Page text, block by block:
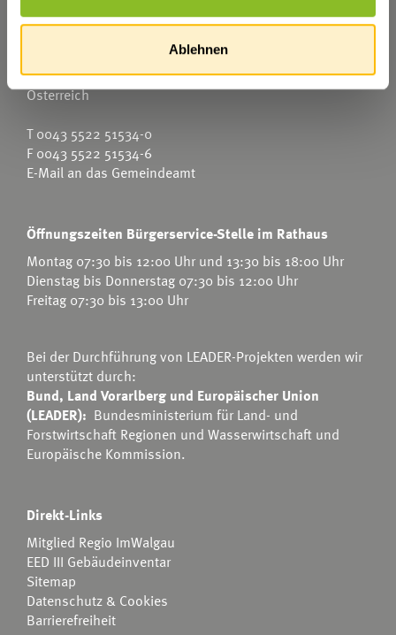
Ablehnen
Marktgemeinde Frastanz
A-6820 Frastanz
Österreich
T0043 5522 51534-0
F 0043 5522 51534-6
E-Mail an das Gemeindeamt
Öffnungszeiten Bürgerservice-Stelle im Rathaus
Montag 07:30 bis 12:00 Uhr und 13:30 bis 18:00 Uhr
Dienstag bis Donnerstag 07:30 bis 12:00 Uhr
Freitag 07:30 bis 13:00 Uhr
Bei der Durchführung von LEADER-Projekten werden wir
unterstützt durch:
Bund, Land Vorarlberg und Europäischer Union
(LEADER): Bundesministerium für Land- und
Forstwirtschaft Regionen und Wasserwirtschaft und
Europäische Kommission.
Direkt-Links
Mitglied Regio ImWalgau
EED III Gebäudeinventar
Sitemap
Datenschutz & Cookies
Barrierefreiheit